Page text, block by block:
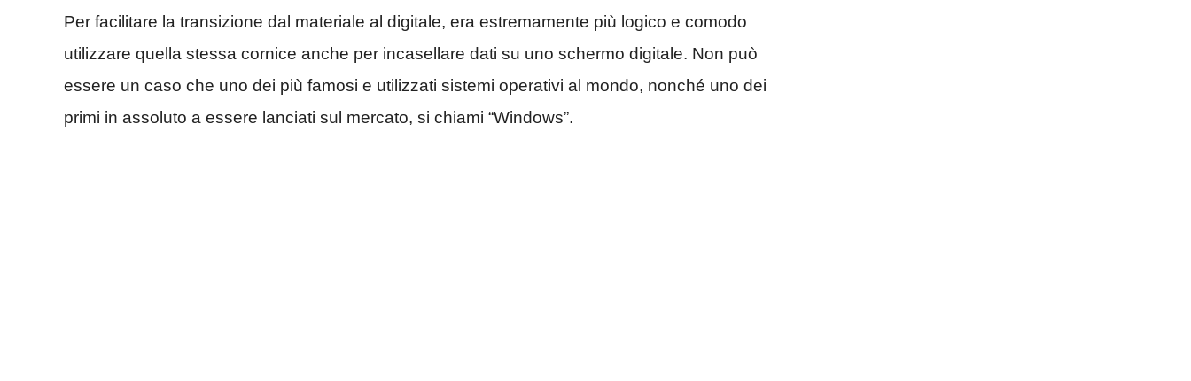
Per facilitare la transizione dal materiale al digitale, era estremamente più logico e comodo
utilizzare quella stessa cornice anche per incasellare dati su uno schermo digitale. Non può
essere un caso che uno dei più famosi e utilizzati sistemi operativi al mondo, nonché uno dei
primi in assoluto a essere lanciati sul mercato, si chiami “Windows”.